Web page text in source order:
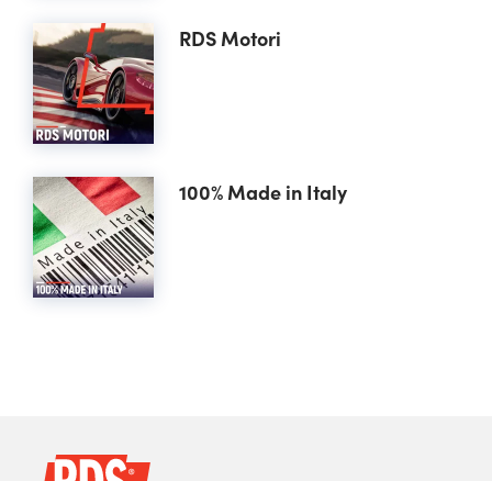
RDS Motori
100% Made in Italy